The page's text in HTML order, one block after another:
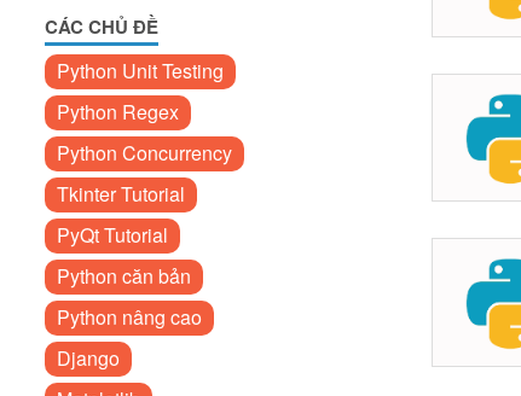
CÁC CHỦ ĐỀ
Python Unit Testing
Python Regex
Python Concurrency
Tkinter Tutorial
PyQt Tutorial
Python căn bản
Python nâng cao
Django